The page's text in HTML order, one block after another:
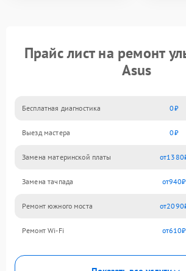
Прайс лист на ремонт
Asus
Бесплатная диагностика 0
Выезд мастера 0
Замена материнской платы 1380
Замена тачпада 940
Ремонт южного моста 2090
Ремонт Wi-Fi 610